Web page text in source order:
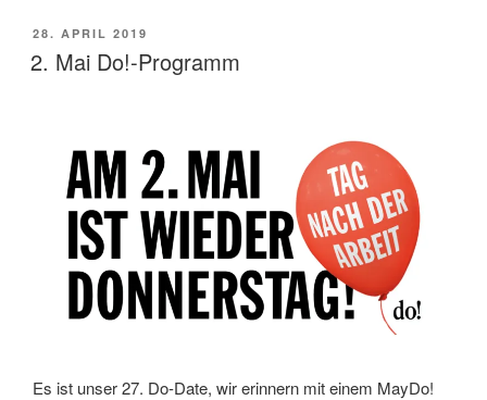
der
2.-
VERÖFFENTLICHT
AM
28. APRIL 2019
2. Mai Do!-Programm
Es ist unser 27. Do-Date, wir erinnern mit einem MayDo!